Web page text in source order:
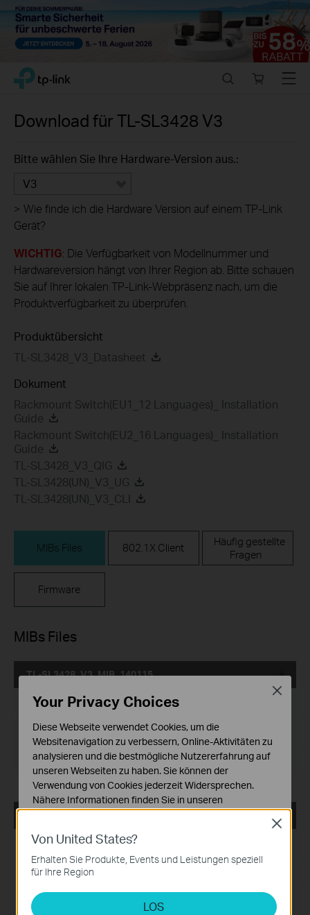
Close
Click
navigation
TP-Link, Reliably Smart
store
Menu
Download fürTL-SL3428 V3
Bitte wählen Sie Ihre Hardware-Version aus.:
V3
> Wie finde ich die Hardware Version auf einem TP-Link
Gerät?
WICHTIG: Die Verfügbarkeit von Modellnummer und
Hardwareversion hängt von Ihrer Region ab. Bitte schauen
Sie auf Ihrer lokalen TP-Link-Webpräsenz nach, um die
Produktverfügbarkeit zu überprüfen.
Produktübersicht
TL-SL3428_V3_Datasheet
Dokument
Rackmount Switch(EU1_12 Languages)_ Installation
Guide
Rackmount Switch(EU2_16 Languages)_ Installation
Guide
TL-SL3428_V3_QIG
TL-SL3428(UN)_V3_UG
TL-SL3428(UN)_V3_CLI
MIBs Files 802.1X Client
Häufig gestellte
Fragen
Firmware
MIBs Files
TL-SL3428_V3_MIB_140115
Datum der Veröffentlichung:2014-01-15
Sprache:Englisch
Dateigröße:6.15 MB
Datum der Veröffentlichung:
Sprache:Englisch
Dateigröße:
Von United States?
Erhalten Sie Produkte, Events und Leistungen speziell
für Ihre Region
LOS
Close
Your Privacy Choices
Diese Webseite verwendet Cookies, um die
Websitenavigation zu verbessern, Online-Aktivitäten zu
analysieren und die bestmögliche Nutzererfahrung auf
unseren Webseiten zu haben. Sie können der
Verwendung von Cookies jederzeit Widersprechen.
Nähere Informationen finden Sie in unseren
Datenschutzhinweisen.
Notwendige Cookies
Diese Cookies sind zur Funktion der Website
erforderlich und können in Ihren Systemen nicht
Analyse- und Marketing-Cookies
Close